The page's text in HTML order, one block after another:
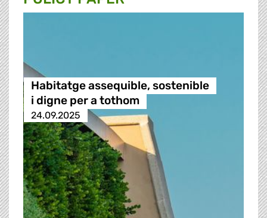
Habitatge assequible, sostenible
i digne per a tothom
24.09.2025